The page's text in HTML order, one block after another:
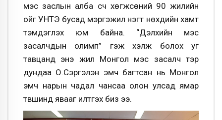
мэс заслын алба үүсч хөгжсөний 90 жилийн
ойг УНТЭ бусад мэргэжил нэгт нөхдийн хамт
тэмдэглэх юм байна. “Дэлхийн мэс
засалчдын олимп” гэж хэлж болох уг
тавцанд энэ жил Монгол мэс засалч тэр
дундаа О.Сэргэлэн эмч багтсан нь Монгол
эмч нарын чадал чансаа олон улсад ямар
түвшинд явааг илтгэх биз ээ.